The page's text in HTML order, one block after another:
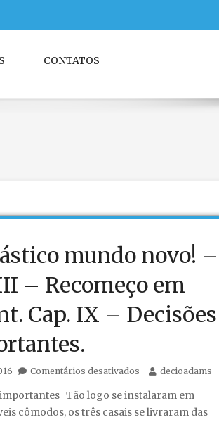
CONTATOS
mundo novo! –
– Recomeço em
Cap. IX – Decisões
Comentários desativadosem
decioadams
Tão logo se instalaram em
cômodos, os três casais se livraram das